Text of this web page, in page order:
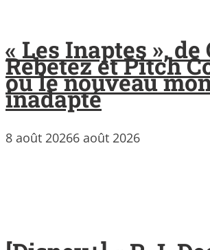
« Les Inaptes »,
Rebetez et Pitch
ou le nouveau
inadapté
8 août 20266 août 2026